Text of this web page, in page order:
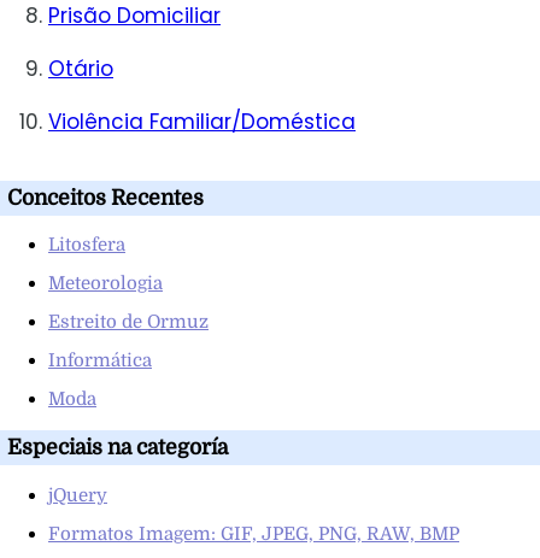
Prisão Domiciliar
Otário
Violência Familiar/Doméstica
Conceitos Recentes
Litosfera
Meteorologia
Estreito de Ormuz
Informática
Moda
Especiais na categoría
jQuery
Formatos Imagem: GIF, JPEG, PNG, RAW, BMP